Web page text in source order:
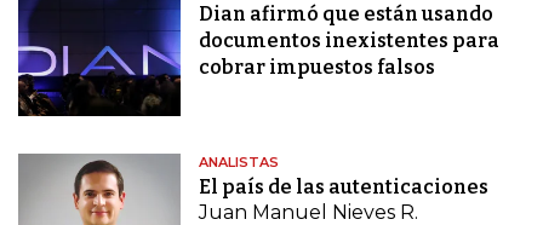
Dian afirmó que están usando
documentos inexistentes para
cobrar impuestos falsos
ANALISTAS
El país de las autenticaciones
Juan Manuel Nieves R.